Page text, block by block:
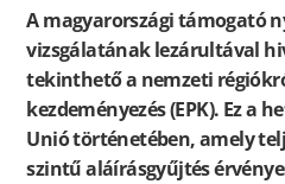
A magyarországi támogató
vizsgálatának lezárultával
tekinthető a nemzeti
kezdeményezés (EPK). Ez a
Unió történetében, amely
szintű aláírásgyűjtés